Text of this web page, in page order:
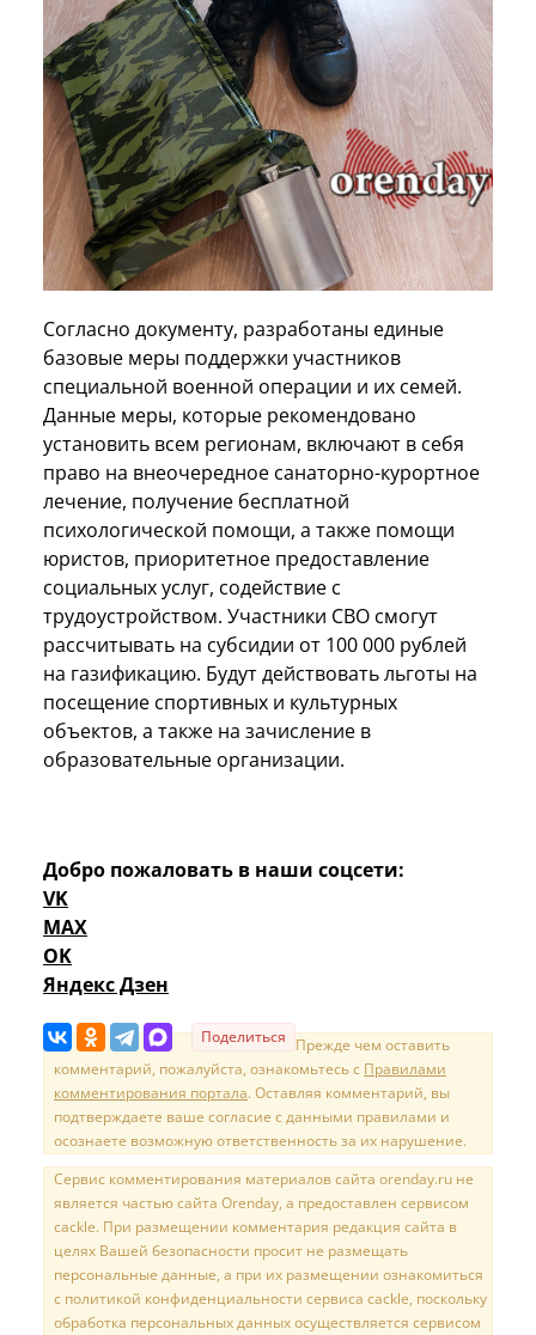
Согласно документу, разработаны единые
базовые меры поддержки участников
специальной военной операции и их семей.
Данные меры, которые рекомендовано
установить всем регионам, включают в себя
право на внеочередное санаторно-курортное
лечение, получение бесплатной
психологической помощи, а также помощи
юристов, приоритетное предоставление
социальных услуг, содействие с
трудоустройством. Участники СВО смогут
рассчитывать на субсидии от 100 000 рублей
на газификацию. Будут действовать льготы на
посещение спортивных и культурных
объектов, а также на зачисление в
образовательные организации.
Добро пожаловать в наши соцсети:
VK
MAX
OK
Яндекс Дзен
Поделиться Прежде чем оставить
комментарий, пожалуйста, ознакомьтесь с Правилами
комментирования портала. Оставляя комментарий, вы
подтверждаете ваше согласие с данными правилами и
осознаете возможную ответственность за их нарушение.
Сервис комментирования материалов сайта orenday.ru не
является частью сайта Orenday, а предоставлен сервисом
cackle. При размещении комментария редакция сайта в
целях Вашей безопасности просит не размещать
персональные данные, а при их размещении ознакомиться
с политикой конфиденциальности сервиса cackle, поскольку
обработка персональных данных осуществляется сервисом